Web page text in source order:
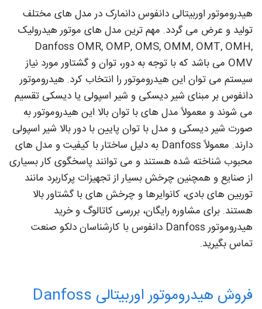
هیدروموتور اوربیتالی دانفوس دانمارک در مدل های مختلف
تولید و عرض می گردد. مهم ترین مدل های موتور هیدرولیک
Danfoss OMR, OMP, OMS, OMM, OMT, OMH,
OMV می باشد که با توجه به دور، توان و گشتاور مورد نیاز
سیستم می توان این هیدروموتور را انتخاب کرد. هیدروموتور
دانفوس بر مبنای شیر دیسکی و شیر اسپولی یا دیسکی تقسیم
می شوند و معمولاً مدل های با توان بالا این هیدروموتور به
صورت شیر دیسکی و مدل با توان پایین با دور بالا شیر اسپولی
دارند. معمولاً Danfoss به دلیل ساختار با کیفیت و مدل های
محبوب شناخته شده هستند و می توانند پاسخگوی کار بسیاری
از صنایع و همچنین چرخش بسیار از تجهیزات پرکاربرد مانند
توربین های بادی، کانوایرها و چرخش های با گشتاور بالا
هستند. برای مشاوره رایگان، بررسی کاتالوگ و خرید
هیدروموتور Danfoss دانفوس با کارشناسان دلکو صنعت
تماس بگیرید.
فروش هیدروموتور اوربیتالی Danfoss